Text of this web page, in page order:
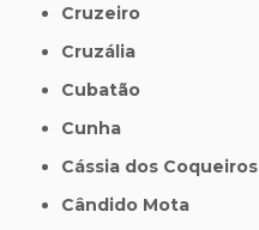
Cruzeiro
Cruzália
Cubatão
Cunha
Cássia dos Coqueiros
Cândido Mota